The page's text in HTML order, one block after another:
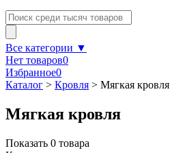
Все категории ▼
Нет товаров0
Избранное0
Каталог > Кровля > Мягкая кровля
Мягкая кровля
Показать 0 товара